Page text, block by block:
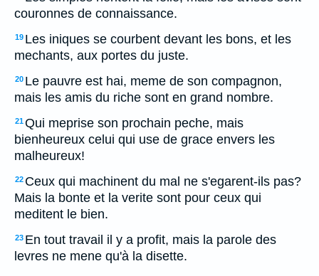
couronnes de connaissance.
19 Les iniques se courbent devant les bons, et les
mechants, aux portes du juste.
20 Le pauvre est hai, meme de son compagnon,
mais les amis du riche sont en grand nombre.
21Qui meprise son prochain peche, mais
bienheureux celui qui use de grace envers les
malheureux!
22 Ceux qui machinent du mal ne s'egarent-ils pas?
Mais la bonte et la verite sont pour ceux qui
meditent le bien.
23 En tout travail il y a profit, mais la parole des
levres ne mene qu'à la disette.